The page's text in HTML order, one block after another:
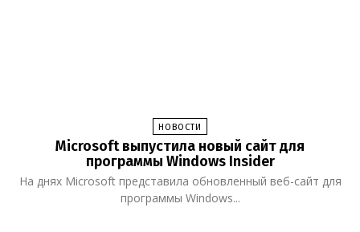
НОВОСТИ
Microsoft выпустила новый сайт для
программы Windows Insider
На днях Microsoft представила обновленный веб-сайт для
программы Windows...